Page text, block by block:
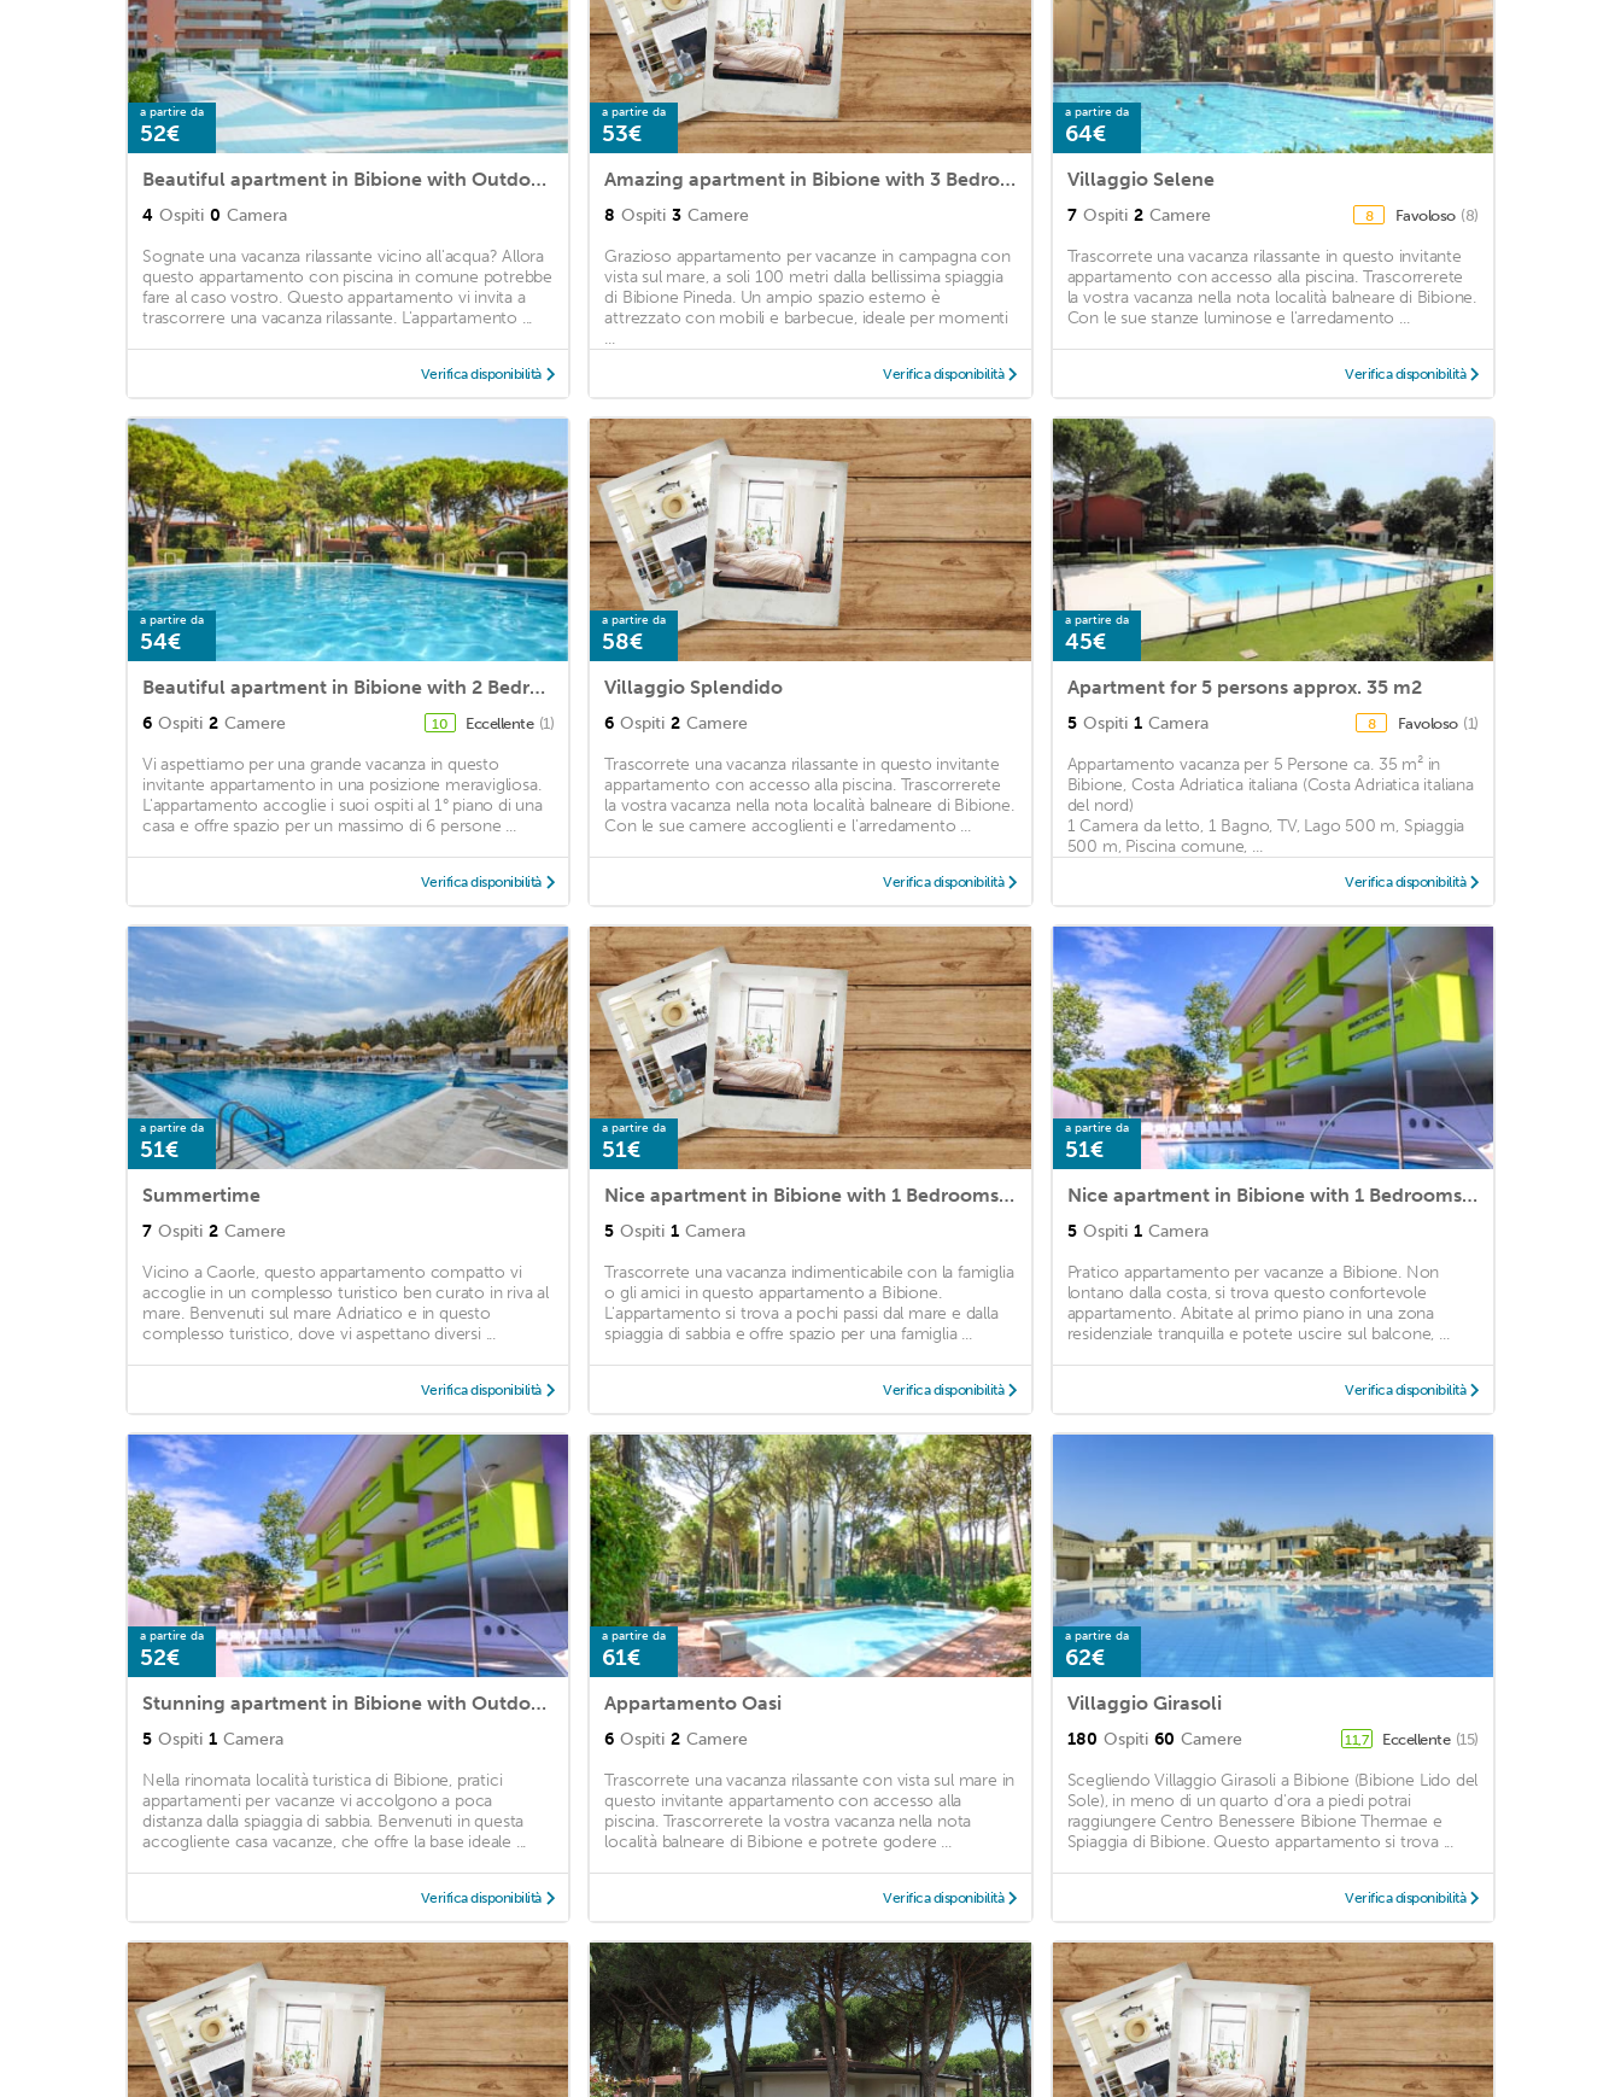
a partire da
52€
Beautiful apartment in Bibione with Outdoor swimming pool
4 Ospiti 0 Camera
Sognate una vacanza rilassante vicino all'acqua? Allora
questo appartamento con piscina in comune potrebbe
fare al caso vostro. Questo appartamento vi invita a
trascorrere una vacanza rilassante. L'appartamento ...
Verifica disponibilità
a partire da
53€
Amazing apartment in Bibione with 3 Bedrooms
8 Ospiti 3 Camere
Grazioso appartamento per vacanze in campagna con
vista sul mare, a soli 100 metri dalla bellissima spiaggia
di Bibione Pineda. Un ampio spazio esterno è
attrezzato con mobili e barbecue, ideale per momenti
...
Verifica disponibilità
a partire da
64€
Villaggio Selene
7 Ospiti 2 Camere 8 Favoloso (8)
Trascorrete una vacanza rilassante in questo invitante
appartamento con accesso alla piscina. Trascorrerete
la vostra vacanza nella nota località balneare di Bibione.
Con le sue stanze luminose e l'arredamento ...
Verifica disponibilità
a partire da
54€
Beautiful apartment in Bibione with 2 Bedrooms
6 Ospiti 2 Camere 10 Eccellente (1)
Vi aspettiamo per una grande vacanza in questo
invitante appartamento in una posizione meravigliosa.
L'appartamento accoglie i suoi ospiti al 1° piano di una
casa e offre spazio per un massimo di 6 persone ...
Verifica disponibilità
a partire da
58€
Villaggio Splendido
6 Ospiti 2 Camere
Trascorrete una vacanza rilassante in questo invitante
appartamento con accesso alla piscina. Trascorrerete
la vostra vacanza nella nota località balneare di Bibione.
Con le sue camere accoglienti e l'arredamento ...
Verifica disponibilità
a partire da
45€
Apartment for 5 persons approx. 35 m2
5 Ospiti 1 Camera 8 Favoloso (1)
Appartamento vacanza per 5 Persone ca. 35 m² in
Bibione, Costa Adriatica italiana (Costa Adriatica italiana
del nord)
1 Camera da letto, 1 Bagno, TV, Lago 500 m, Spiaggia
500 m, Piscina comune, ...
Verifica disponibilità
a partire da
51€
Summertime
7 Ospiti 2 Camere
Vicino a Caorle, questo appartamento compatto vi
accoglie in un complesso turistico ben curato in riva al
mare. Benvenuti sul mare Adriatico e in questo
complesso turistico, dove vi aspettano diversi ...
Verifica disponibilità
a partire da
51€
Nice apartment in Bibione with 1 Bedrooms, WiFi and Outdoor swimming pool
5 Ospiti 1 Camera
Trascorrete una vacanza indimenticabile con la famiglia
o gli amici in questo appartamento a Bibione.
L'appartamento si trova a pochi passi dal mare e dalla
spiaggia di sabbia e offre spazio per una famiglia ...
Verifica disponibilità
a partire da
51€
Nice apartment in Bibione with 1 Bedrooms, WiFi and Outdoor swimming pool
5 Ospiti 1 Camera
Pratico appartamento per vacanze a Bibione. Non
lontano dalla costa, si trova questo confortevole
appartamento. Abitate al primo piano in una zona
residenziale tranquilla e potete uscire sul balcone, ...
Verifica disponibilità
a partire da
52€
Stunning apartment in Bibione with Outdoor swimming pool, WiFi and 1 Bedrooms
5 Ospiti 1 Camera
Nella rinomata località turistica di Bibione, pratici
appartamenti per vacanze vi accolgono a poca
distanza dalla spiaggia di sabbia. Benvenuti in questa
accogliente casa vacanze, che offre la base ideale ...
Verifica disponibilità
a partire da
61€
Appartamento Oasi
6 Ospiti 2 Camere
Trascorrete una vacanza rilassante con vista sul mare in
questo invitante appartamento con accesso alla
piscina. Trascorrerete la vostra vacanza nella nota
località balneare di Bibione e potrete godere ...
Verifica disponibilità
a partire da
62€
Villaggio Girasoli
180 Ospiti 60 Camere 11,7 Eccellente (15)
Scegliendo Villaggio Girasoli a Bibione (Bibione Lido del
Sole), in meno di un quarto d'ora a piedi potrai
raggiungere Centro Benessere Bibione Thermae e
Spiaggia di Bibione. Questo appartamento si trova ...
Verifica disponibilità